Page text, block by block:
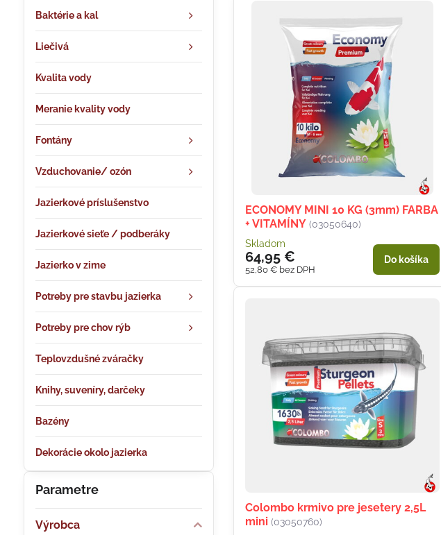
ECONOMY MINI 10 KG (3mm) FARBA
+ VITAMÍNY (03050640)
Skladom
64,95 €
52,80 € bez DPH
Do košíka
Colombo krmivo pre jesetery 2,5L
mini (03050760)
Parametre
Výrobca
Baktérie a kal
Liečivá
Kvalita vody
Meranie kvality vody
Fontány
Vzduchovanie/ ozón
Jazierkové príslušenstvo
Jazierkové sieťe / podberáky
Jazierko v zime
Potreby pre stavbu jazierka
Potreby pre chov rýb
Teplovzdušné zváračky
Knihy, suveníry, darčeky
Bazény
Dekorácie okolo jazierka